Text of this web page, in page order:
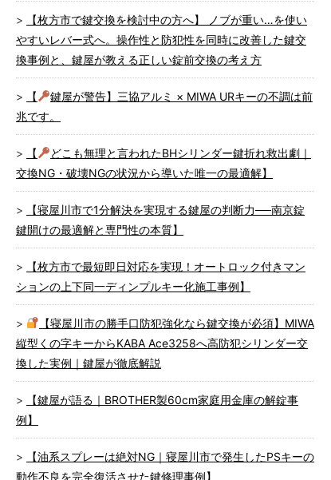
【枚方市で鍵交換を検討中の方へ】 ノブが重い…を使い
やすいレバー式へ。操作性と防犯性を同時に改善した鍵交
換事例と、鍵屋が教える正しい錠前交換の考え方
【
鍵屋が警告】三協アルミ × MIWA URキーの不調は前
兆です。
【
どこも無理と言われたBHシリンダー鍵折れ救出劇｜
交換NG・破壊NGの状況から導いた唯一の最適解】
【寝屋川市で1分解決を実現する鍵屋の判断力──南京錠
鍵開けの最適解と専門性の本質】
【枚方市で最短即日対応を実現！オートロック付きマン
ションの上下同一ディンプルキー化施工事例】
【寝屋川市の勝手口防犯強化なら鍵交換が必須】MIWA
縦型くの字キーからKABA Ace3258へ高防犯シリンダー交
換した実例｜鍵屋が徹底解説
【鍵屋が語る｜BROTHER製60cm家庭用金庫の解錠事
例】
【油系スプレーは絶対NG｜寝屋川市で発生したPSキーの
動作不良を完全復活させた鍵修理事例】